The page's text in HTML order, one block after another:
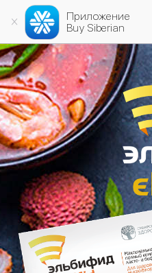
Приложение
Buy Siberian